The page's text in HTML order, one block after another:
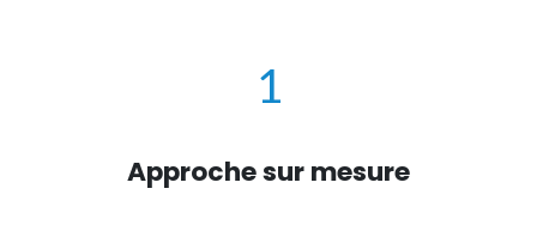
1
Approche sur mesure